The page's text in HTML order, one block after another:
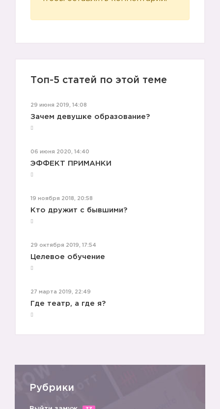
Топ-5 статей по этой теме
29 июня 2019, 14:08
Зачем девушке образование?
06 июня 2020, 14:40
ЭФФЕКТ ПРИМАНКИ
19 ноября 2018, 20:58
Кто дружит с бывшими?
29 октября 2019, 17:54
Целевое обучение
27 марта 2019, 22:49
Где театр, а где я?
Рубрики